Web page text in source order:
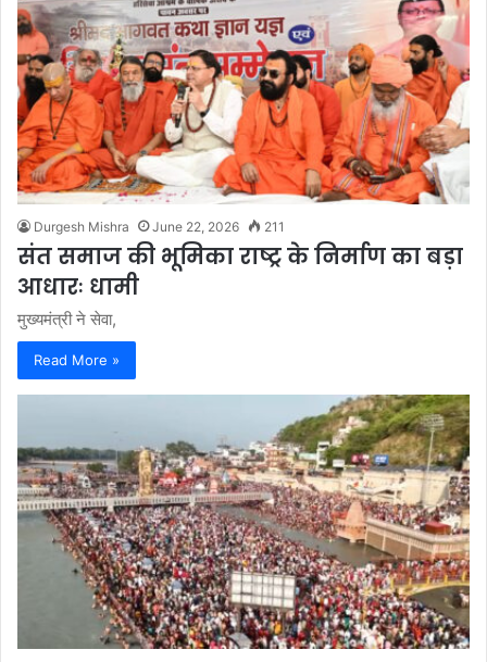
Durgesh Mishra June 22, 2026 211
संत समाज की भूमिका राष्ट्र के निर्माण का बड़ा
आधारः धामी
मुख्यमंत्री ने सेवा,
Read More »